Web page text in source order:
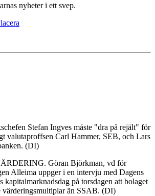
nyheter i ett svep.
Stefan Ingves måste "dra på rejält" för
valutaproffsen Carl Hammer, SEB, och Lars
(DI)
Göran Björkman, vd för
Alleima uppger i en intervju med Dagens
kapitalmarknadsdag på torsdagen att bolaget
värderingsmultiplar än SSAB. (DI)